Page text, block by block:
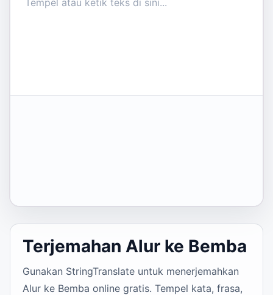
Terjemahan Alur ke Bemba
Gunakan StringTranslate untuk menerjemahkan
Alur ke Bemba online gratis. Tempel kata, frasa,